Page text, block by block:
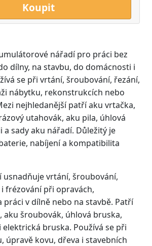
Koupit
nářadí pro práci bez
dílny, na stavbu, do domácnosti i
se při vrtání, šroubování, řezání,
nábytku, rekonstrukcích nebo
nejhledanější patří aku vrtačka,
utahovák, aku pila, úhlová
a sady aku nářadí. Důležitý je
nabíjení a kompatibilita
usnadňuje vrtání, šroubování,
frézování při opravách,
v dílně nebo na stavbě. Patří
aku šroubovák, úhlová bruska,
bruska. Používá se při
úpravě kovu, dřeva i stavebních